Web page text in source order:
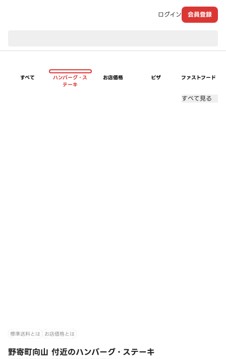
ログイン 会員登録
すべて
ハンバーグ・ス
テーキ
お店価格 ピザ ファストフード
すべて見る
標準送料とは お店価格とは
野寄町向山 付近のハンバーグ・ステーキ